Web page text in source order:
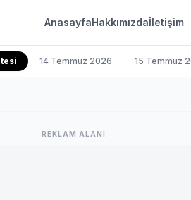
AnasayfaHakkımızdaİletişim
14 Temmuz 2026 15 Temmuz
REKLAM ALANI